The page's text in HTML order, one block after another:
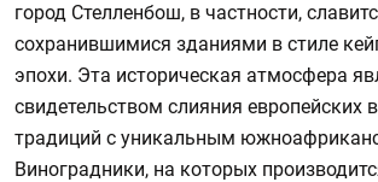
город Стелленбош, в частности,
сохранившимися зданиями в стиле
эпохи. Эта историческая атмосфера
свидетельством слияния европейских
традиций с уникальным
Виноградники, на которых